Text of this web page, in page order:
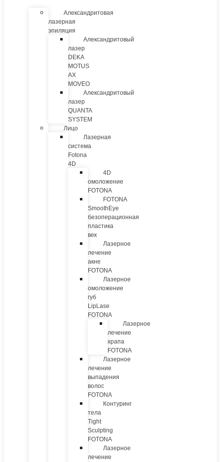
Александритовая
лазерная
эпиляция
Александритовый
лазер
DEKA
MOTUS
AX
MOVEO
Александритовый
лазер
QUANTA
SYSTEM
Лицо
Лазерная
система
Fotona
4D
4D
омоложение
FOTONA
FOTONA
SmoothEye
безоперационная
пластика
век
Лазерное
лечение
акне
FOTONA
Лазерное
омоложение
губ
LipLase
FOTONA
Лазерное
лечение
храпа
FOTONA
Лазерное
лечение
выпадения
волос
FOTONA
Контуринг
тела
Tight
Sculpting
FOTONA
Лазерное
лечение